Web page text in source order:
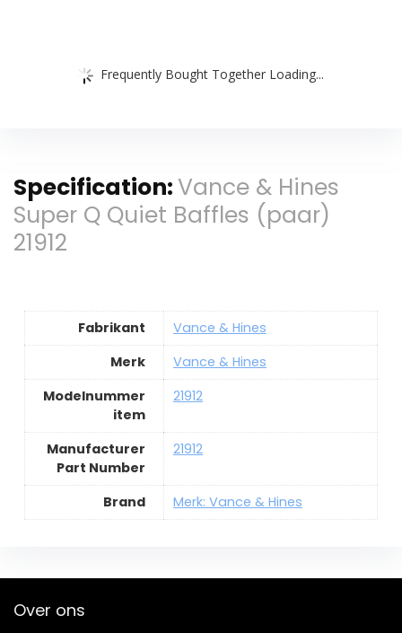
Frequently Bought Together Loading...
Specification:Vance & Hines
Super Q Quiet Baffles (paar)
21912
Fabrikant
Vance & Hines
Merk
Vance & Hines
Modelnummer
item
21912
Manufacturer
Part Number
21912
Brand Merk: Vance & Hines
Over ons